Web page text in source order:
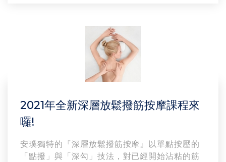
2021年全新深層放鬆撥筋按摩課程來
囉!
安璞獨特的『深層放鬆撥筋按摩』以單點按壓的
「點撥」與「深勾」技法，對已經開始沾粘的筋